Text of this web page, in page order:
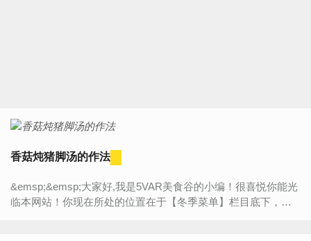
香菇炖猪脚汤的作法
&emsp;&emsp;大家好,我是5VAR美食谷的小编！很喜悦你能光
临本网站！你现在所处的位置在于【冬季菜单】栏目底下，今